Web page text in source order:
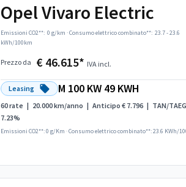
Opel Vivaro Electric
Emissioni CO2**: 0 g/km ·Consumo elettrico combinato**: 23.7 - 23.6
kWh/100km
Prezzo da € 46.615* IVA incl.
Leasing M 100 KW 49 KWH
60 rate | 20.000 km/anno | Anticipo € 7.796 | TAN/
7.23%
Emissioni CO2**: 0 g/Km ·Consumo elettrico combinato**: 23.6 KWh/